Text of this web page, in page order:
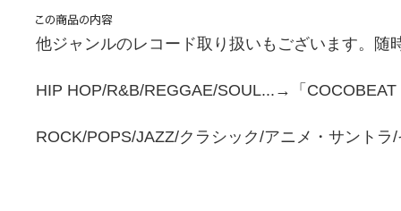
他ジャンルのレコード取り扱いもございます。随
HIP HOP/R&B/REGGAE/SOUL...→「COCOBEAT
ROCK/POPS/JAZZ/クラシック/アニメ・サント